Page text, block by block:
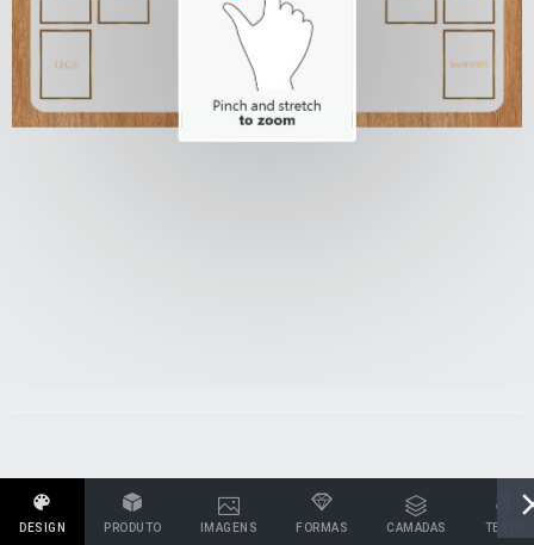
DESIGN PRODUTO IMAGENS FORMAS CAMADAS TEXTO